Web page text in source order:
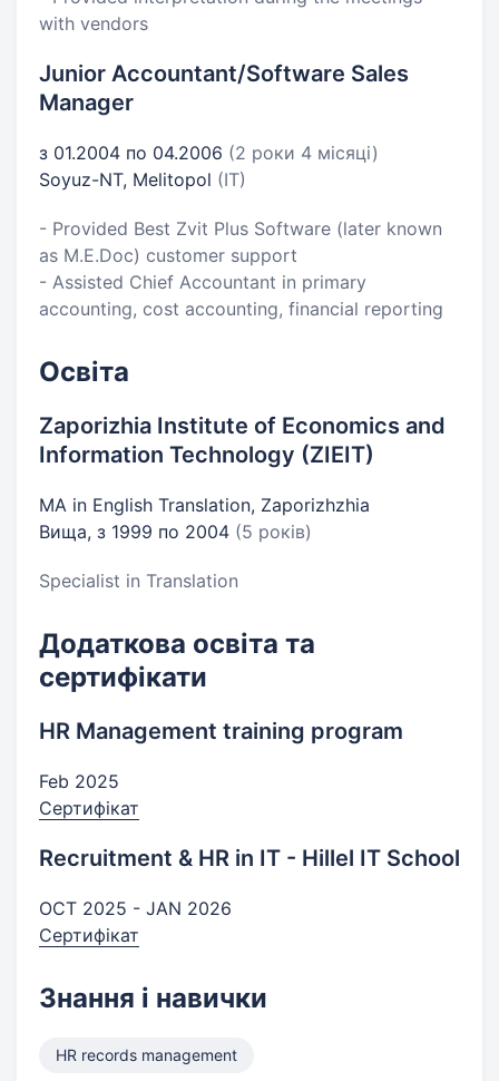
with vendors
Junior Accountant/Software Sales
Manager
з 01.2004 по 04.2006 (2 роки 4 місяці)
Soyuz-NT, Melitopol (IT)
- Provided Best Zvit Plus Software (later known
as M.E.Doc) customer support
- Assisted Chief Accountant in primary
accounting, cost accounting, financial reporting
Освіта
Zaporizhia Institute of Economics and
Information Technology (ZIEIT)
MA in English Translation, Zaporizhzhia
Вища, з 1999 по 2004 (5 років)
Specialist in Translation
Додаткова освіта та
сертифікати
HR Management training program
Feb 2025
Сертифікат
Recruitment & HR in IT - Hillel IT School
OCT 2025 - JAN 2026
Сертифікат
Знання і навички
HR records management